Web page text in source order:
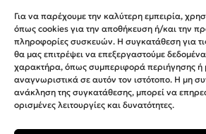
Για να παρέχουμε την καλύτερη εμπειρία,
όπως cookies για την αποθήκευση ή/και την
πληροφορίες συσκευών. Η συγκατάθεση για
θα μας επιτρέψει να επεξεργαστούμε
χαρακτήρα, όπως συμπεριφορά περιήγησης ή
αναγνωριστικά σε αυτόν τον ιστότοπο. Η μη
ανάκληση της συγκατάθεσης, μπορεί να
ορισμένες λειτουργίες και δυνατότητες.